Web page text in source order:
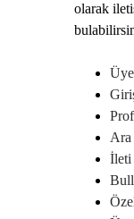
olarak
Ara
İleti